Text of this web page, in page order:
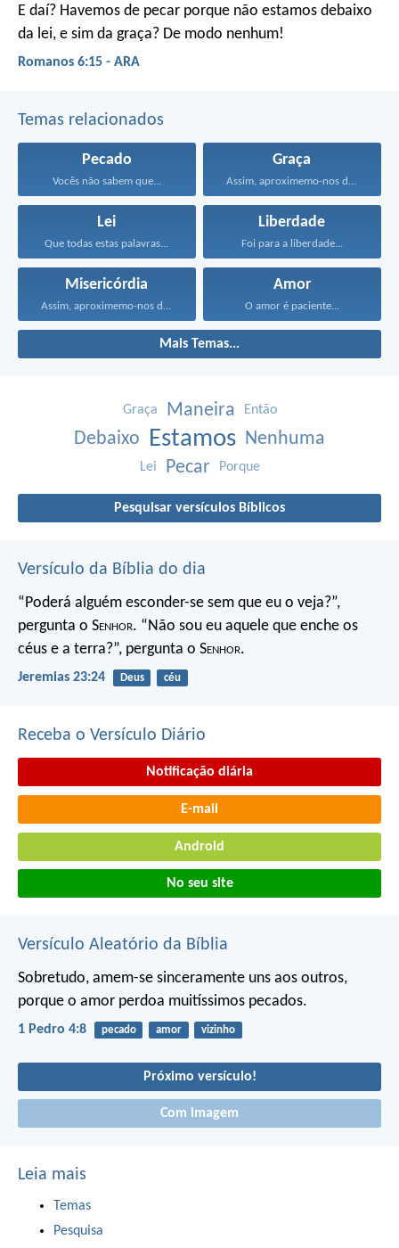
E daí? Havemos de pecar porque não estamos debaixo
da lei, e sim da graça? De modo nenhum!
Romanos 6:15 - ARA
Temas relacionados
Pecado
Vocês não sabem que...
Graça
Assim, aproximemo-nos do trono...
Lei
Que todas estas palavras...
Liberdade
Foi para a liberdade...
Misericórdia
Assim, aproximemo-nos do trono...
Amor
O amor é paciente...
Mais Temas...
Graça Maneira Então
Debaixo Estamos Nenhuma
Lei Pecar Porque
Pesquisar versículos Bíblicos
Versículo da Bíblia do dia
“Poderá alguém esconder-se sem que eu o veja?”,
pergunta o Senhor. “Não sou eu aquele que enche os
céus e a terra?”, pergunta o Senhor.
Jeremias 23:24 Deus céu
Receba o Versículo Diário
Notificação diária
E-mail
Android
No seu site
Versículo Aleatório da Bíblia
Sobretudo, amem-se sinceramente uns aos outros,
porque o amor perdoa muitíssimos pecados.
1 Pedro 4:8 pecado amor vizinho
Próximo versículo!
Com imagem
Leia mais
Temas
Pesquisa